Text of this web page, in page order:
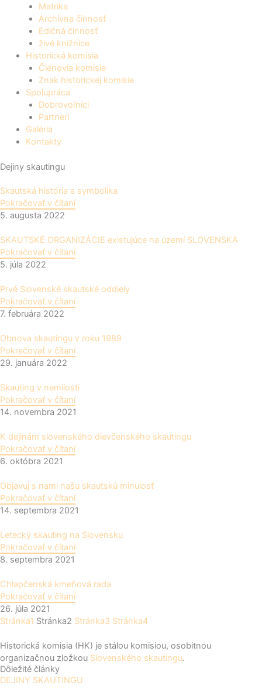
Matrika
Archívna činnosť
Edičná činnosť
živé knižnice
Historická komisia
Členovia komisie
Znak historickej komisie
Spolupráca
Dobrovoľníci
Partneri
Galéria
Kontakty
Dejiny skautingu
Skautská história a symbolika
Pokračovať v čítaní
5. augusta 2022
SKAUTSKÉ ORGANIZÁCIE existujúce na území SLOVENSKA
Pokračovať v čítaní
5. júla 2022
Prvé Slovenské skautské oddiely
Pokračovať v čítaní
7. februára 2022
Obnova skautingu v roku 1989
Pokračovať v čítaní
29. januára 2022
Skauting v nemilosti
Pokračovať v čítaní
14. novembra 2021
K dejinám slovenského dievčenského skautingu
Pokračovať v čítaní
6. októbra 2021
Objavuj s nami našu skautskú minulosť
Pokračovať v čítaní
14. septembra 2021
Letecký skauting na Slovensku
Pokračovať v čítaní
8. septembra 2021
Chlapčenská kmeňová rada
Pokračovať v čítaní
26. júla 2021
Stránka1 Stránka2 Stránka3 Stránka4
Historická komisia (HK) je stálou komisiou, osobitnou
organizačnou zložkou Slovenského skautingu.
Dôležité články
DEJINY SKAUTINGU